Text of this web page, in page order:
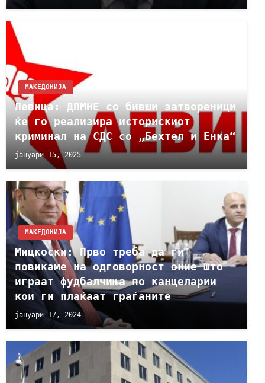
МАКЕДОНИЈА
Левица: ДПМНЕ со бивши затвореници
ќе го реализира историскиот
криминал на СДС со „Бехтел и Енка“
јануари 15, 2025
МАКЕДОНИЈА
Мицкоски: Прво треба да ги
повикаме на одговорност оние што
играат фудбалчиња по канцеларии
кои ги плаќаат граѓаните
јануари 17, 2024